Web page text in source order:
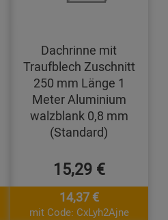
Dachrinne mit
Traufblech Zuschnitt
250 mm Länge 1
Meter Aluminium
walzblank 0,8 mm
(Standard)
15,29 €
14,37 €
mit Code: CxLyh2Ajne